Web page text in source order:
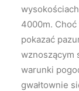
4000m.
pokazać
wznoszącym
warunki
gwałtownie